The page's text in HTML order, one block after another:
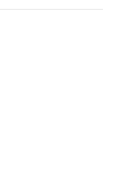
Бірка також